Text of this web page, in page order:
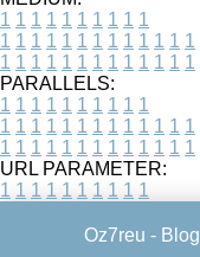
1 1 1 1 1 1 1 1 1 1
1 1 1 1 1 1 1 1 1 1 1 1 1
1 1 1 1 1 1 1 1 1 1 1 1 1
PARALLELS:
1 1 1 1 1 1 1 1 1 1
1 1 1 1 1 1 1 1 1 1 1 1 1
1 1 1 1 1 1 1 1 1 1 1 1 1
URL PARAMETER:
1 1 1 1 1 1 1 1 1 1
Oz7reu - Blog